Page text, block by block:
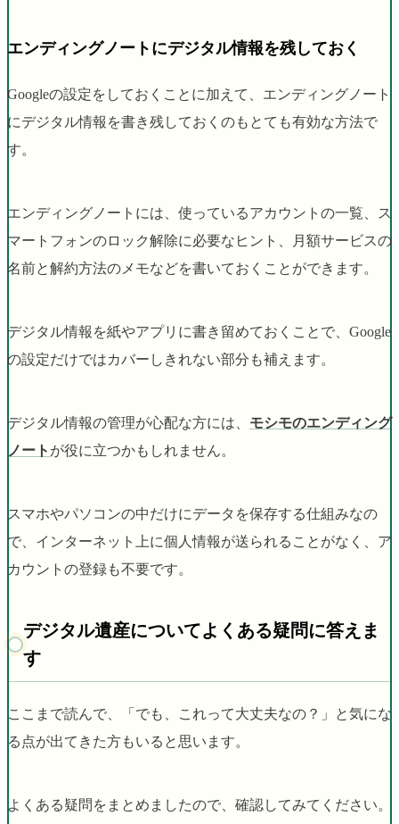
エンディングノートにデジタル情報を残しておく
Googleの設定をしておくことに加えて、エンディングノート
にデジタル情報を書き残しておくのもとても有効な方法で
す。
エンディングノートには、使っているアカウントの一覧、ス
マートフォンのロック解除に必要なヒント、月額サービスの
名前と解約方法のメモなどを書いておくことができます。
デジタル情報を紙やアプリに書き留めておくことで、Google
の設定だけではカバーしきれない部分も補えます。
デジタル情報の管理が心配な方には、 モシモのエンディング
ノート が役に立つかもしれません。
スマホやパソコンの中だけにデータを保存する仕組みなの
で、インターネット上に個人情報が送られることがなく、ア
カウントの登録も不要です。
デジタル遺産についてよくある疑問に答えま
す
ここまで読んで、「でも、これって大丈夫なの？」と気にな
る点が出てきた方もいると思います。
よくある疑問をまとめましたので、確認してみてください。